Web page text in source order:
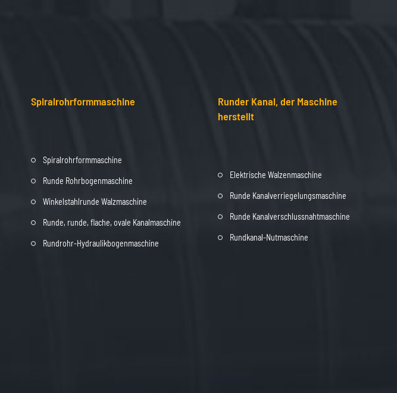
Spiralrohrformmaschine
Spiralrohrformmaschine
Runde Rohrbogenmaschine
Winkelstahlrunde Walzmaschine
Runde, runde, flache, ovale Kanalmaschine
Rundrohr-Hydraulikbogenmaschine
Runder Kanal, der Maschine
herstellt
Elektrische Walzenmaschine
Runde Kanalverriegelungsmaschine
Runde Kanalverschlussnahtmaschine
Rundkanal-Nutmaschine